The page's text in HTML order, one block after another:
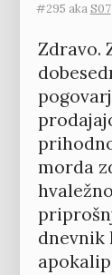
#295 akaS07
Zdravo.
morda
dnevnik